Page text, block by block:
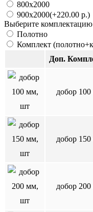
800x2000
900x2000(+220.00 р.)
Выберите комплектацию
Полотно
Комплект
Доп.
добор
добор
добор